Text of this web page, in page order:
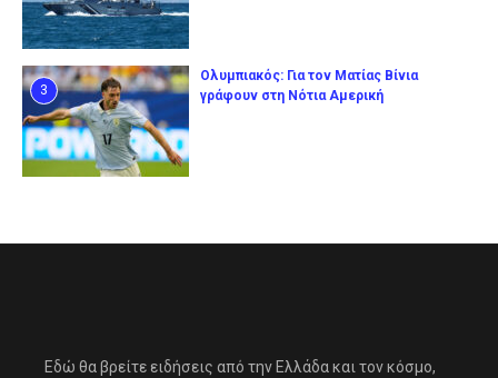
3
Ολυμπιακός: Για τον Ματίας Βίνια
γράφουν στη Νότια Αμερική
Εδώ θα βρείτε ειδήσεις από την Ελλάδα και τον κόσμο,